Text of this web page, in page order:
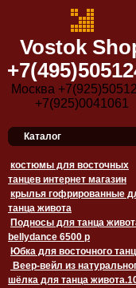
Vostok
Москва
+7(925)0041061
Каталог
костюмы для восточных
танцев интернет магазин
крылья гофрированные
танца живота
Подносы для танца
bellydance 6500 p
Юбка для восточного
Веер-вейл из
шёлка для танца